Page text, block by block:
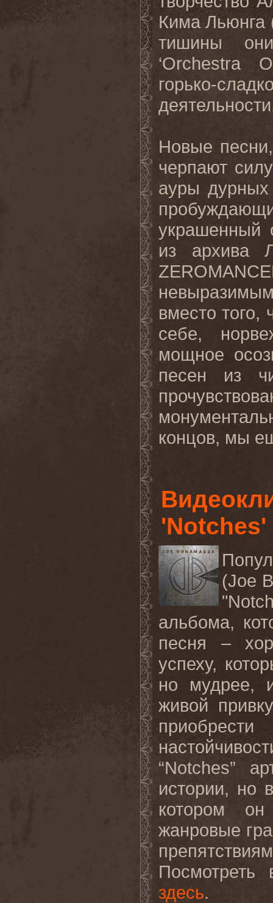
Кима Льюнга
тишины
‘Orchestra
горько-
Новые песни,
черпают
ауры дурных
украшенный
из архива
вместо того,
себе,
мощное
песен из
концов, мы
'Notches'
(Joe
альбома,
песня –
успеху,
но мудрее,
живой
“Notches”
истории, но
котором он
жанровые
Посмотреть
здесь.